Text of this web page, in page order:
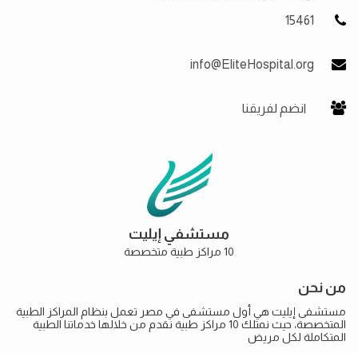
15461
info@EliteHospital.org
انضم لفريقنا
مستشفي إيليت
10 مراكز طبية متخصصة
من نحن
مستشفى إيليت هي أول مستشفى في مصر تعمل بنظام المراكز الطبية
المتخصصة، حيث نمتلك 10 مراكز طبية نقدم من خلالها خدماتنا الطبية
المتكاملة لكل مريض